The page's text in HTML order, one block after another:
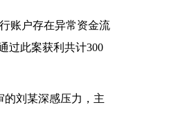
账户存在异常资金流
过此案获利共计300
的刘某深感压力，主